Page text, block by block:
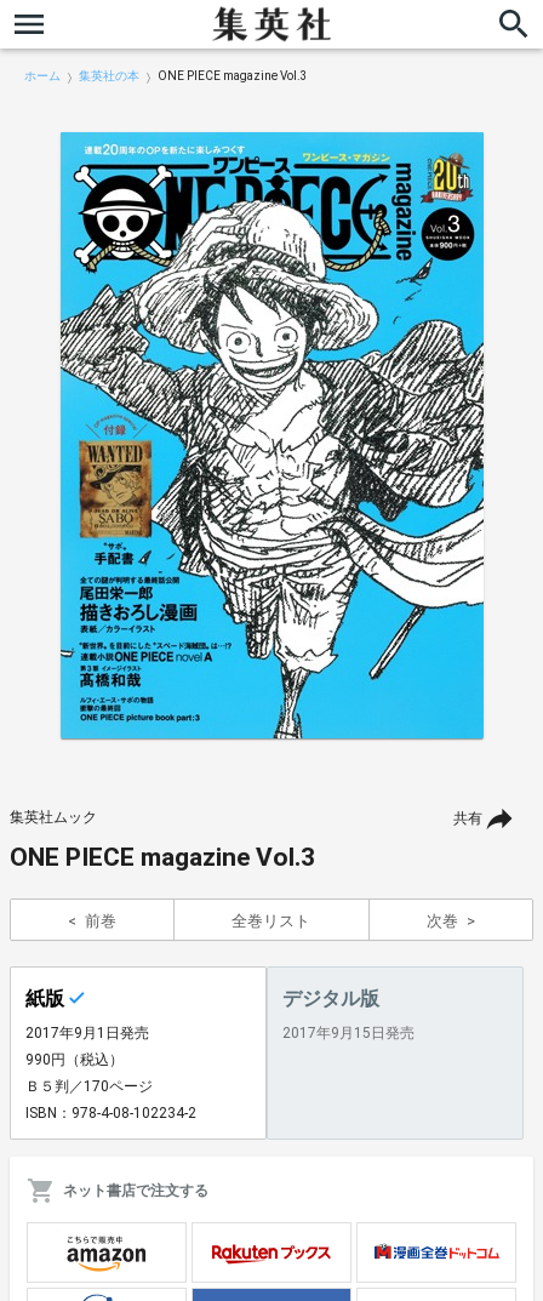
ホーム 集英社の本 ONE PIECE magazine Vol.3
共有
集英社ムック
ONE PIECE magazine Vol.3
前巻 全巻リスト 次巻
紙版
2017年9月1日発売
990円（税込）
Ｂ５判／170ページ
ISBN：978-4-08-102234-2
デジタル版
2017年9月15日発売
ネット書店で注文する